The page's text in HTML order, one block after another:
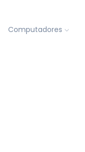
Computadores